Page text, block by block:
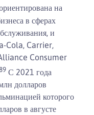
на
в сферах
и
Cola, Carrier,
Consumer
9 С 2021 года
долларов
которого
в августе